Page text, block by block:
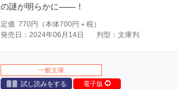
の謎が明らかに――！
定価 770円（本体700円＋税）
発売日：2024年06月14日
判型：文庫判
一般文庫
試し読みをする
電子版